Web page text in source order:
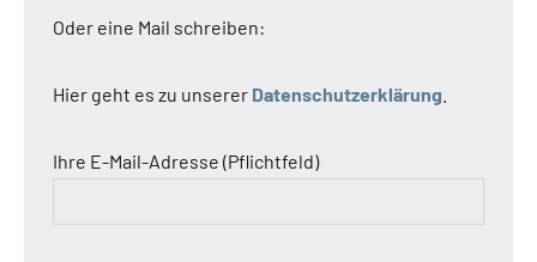
Oder eine Mail schreiben:
Hier geht es zu unserer Datenschutzerklärung
Ihre E-Mail-Adresse (Pflichtfeld)